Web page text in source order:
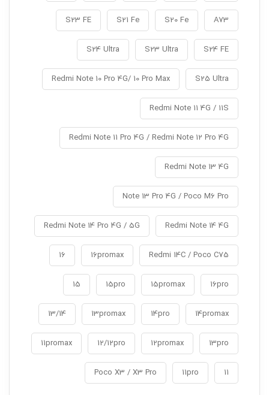
A73
S20 Fe
S21 Fe
S23 FE
S24 FE
S23 Ultra
S24 Ultra
S25 Ultra
Redmi Note 10 Pro 4G/ 10 Pro Max
Redmi Note 11 4G / 11S
Redmi Note 11 Pro 4G / Redmi Note 12 Pro 4G
Redmi Note 13 4G
Note 13 Pro 4G / Poco M6 Pro
Redmi Note 14 4G
Redmi Note 14 Pro 4G / 5G
Redmi 14C / Poco C75
16promax
16
16pro
15promax
15pro
15
14promax
14pro
13promax
13/14
13pro
12promax
12/12pro
11promax
11
11pro
Poco X3 / X3 Pro